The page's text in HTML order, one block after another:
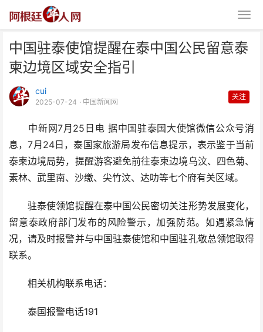
中国驻泰使馆提醒在泰中国公民留意泰
柬边境区域安全指引
cui
2025-07-24 · 中国新闻网
关注
中新网7月25日电 据中国驻泰国大使馆微信公众号消
息，7月24日，泰国家旅游局发布信息提示，表示鉴于当前
泰柬边境局势，提醒游客避免前往泰柬边境乌汶、四色菊、
素林、武里南、沙缴、尖竹汶、达叻等七个府有关区域。
驻泰使领馆提醒在泰中国公民密切关注形势发展变化，
留意泰政府部门发布的风险警示，加强防范。如遇紧急情
况，请及时报警并与中国驻泰使馆和中国驻孔敬总领馆取得
联系。
相关机构联系电话：
泰国报警电话191
中国驻泰使馆提醒在泰中国公民留
意泰柬边境区域安全指引